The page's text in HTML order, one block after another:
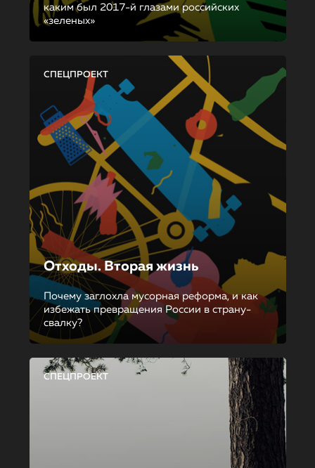
каким был 2017-й глазами российских
«зеленых»
СПЕЦПРОЕКТ
Отходы. Вторая жизнь
Почему заглохла мусорная реформа, и как
избежать превращения России в страну-
свалку?
СПЕЦПРОЕКТ